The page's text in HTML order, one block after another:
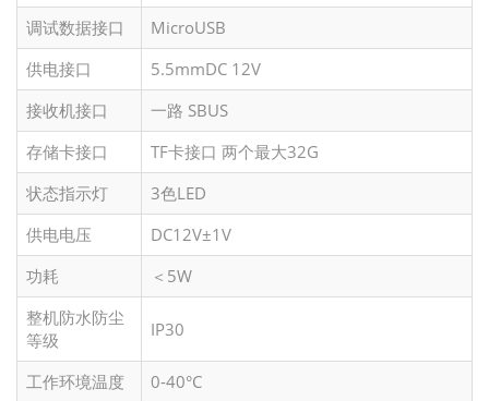
调试数据接口
MicroUSB
供电接口
5.5mmDC 12V
接收机接口
一路 SBUS
存储卡接口
TF卡接口 两个最大32G
状态指示灯
3色LED
供电电压
DC12V±1V
功耗
＜5W
整机防水防尘
等级
IP30
工作环境温度
0-40°C